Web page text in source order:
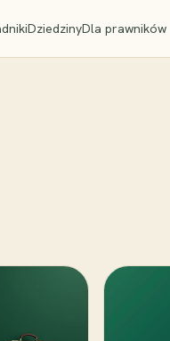
DziedzinyDla prawników